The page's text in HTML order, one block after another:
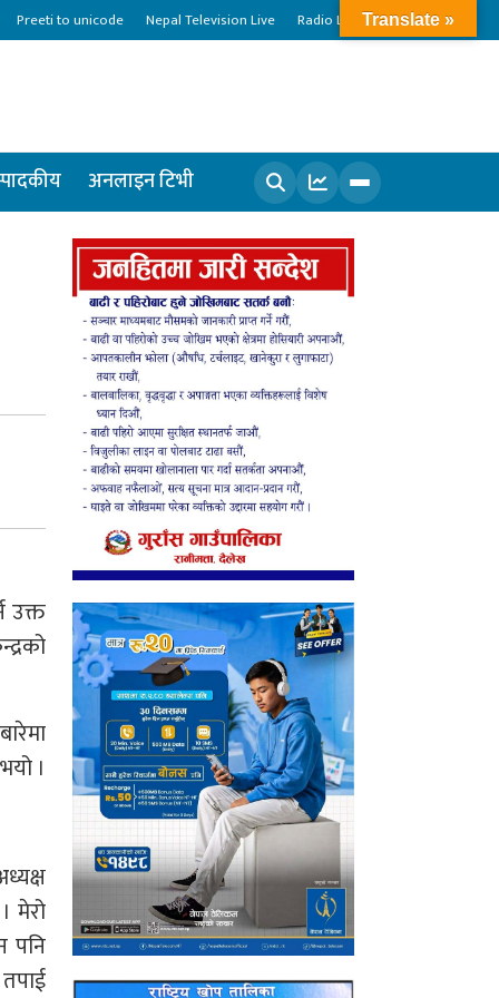
Preeti to unicode Nepal Television Live Radio Live
अनलाइन टिभी
खोज्नुहोस
उक्त
।
मेरो
पनि
Translate »